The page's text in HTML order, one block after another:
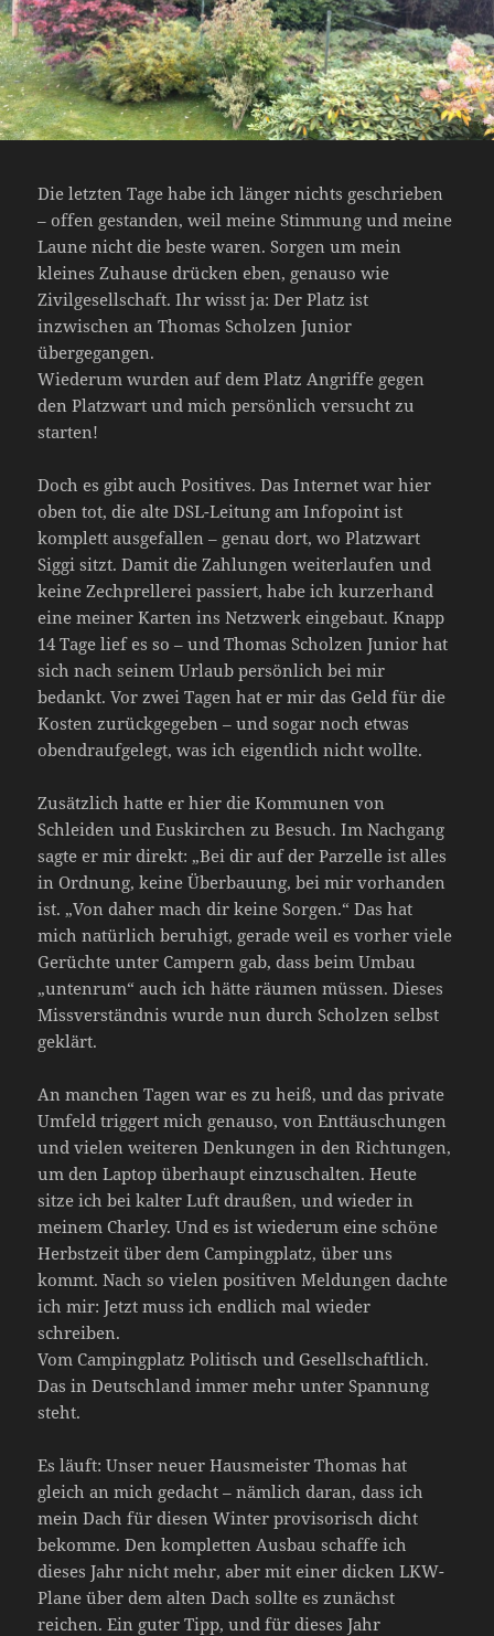
Die letzten Tage habe ich länger nichts geschrieben
– offen gestanden, weil meine Stimmung und meine
Laune nicht die beste waren. Sorgen um mein
kleines Zuhause drücken eben, genauso wie
Zivilgesellschaft. Ihr wisst ja: Der Platz ist
inzwischen an Thomas Scholzen Junior
übergegangen.
Wiederum wurden auf dem Platz Angriffe gegen
den Platzwart und mich persönlich versucht zu
starten!
Doch es gibt auch Positives. Das Internet war hier
oben tot, die alte DSL-Leitung am Infopoint ist
komplett ausgefallen – genau dort, wo Platzwart
Siggi sitzt. Damit die Zahlungen weiterlaufen und
keine Zechprellerei passiert, habe ich kurzerhand
eine meiner Karten ins Netzwerk eingebaut. Knapp
14 Tage lief es so – und Thomas Scholzen Junior hat
sich nach seinem Urlaub persönlich bei mir
bedankt. Vor zwei Tagen hat er mir das Geld für die
Kosten zurückgegeben – und sogar noch etwas
obendraufgelegt, was ich eigentlich nicht wollte.
Zusätzlich hatte er hier die Kommunen von
Schleiden und Euskirchen zu Besuch. Im Nachgang
sagte er mir direkt: „Bei dir auf der Parzelle ist alles
in Ordnung, keine Überbauung, bei mir vorhanden
ist. „Von daher mach dir keine Sorgen.“ Das hat
mich natürlich beruhigt, gerade weil es vorher viele
Gerüchte unter Campern gab, dass beim Umbau
„untenrum“ auch ich hätte räumen müssen. Dieses
Missverständnis wurde nun durch Scholzen selbst
geklärt.
An manchen Tagen war es zu heiß, und das private
Umfeld triggert mich genauso, von Enttäuschungen
und vielen weiteren Denkungen in den Richtungen,
um den Laptop überhaupt einzuschalten. Heute
sitze ich bei kalter Luft draußen, und wieder in
meinem Charley. Und es ist wiederum eine schöne
Herbstzeit über dem Campingplatz, über uns
kommt. Nach so vielen positiven Meldungen dachte
ich mir: Jetzt muss ich endlich mal wieder
schreiben.
Vom Campingplatz Politisch und Gesellschaftlich.
Das in Deutschland immer mehr unter Spannung
steht.
Es läuft: Unser neuer Hausmeister Thomas hat
gleich an mich gedacht – nämlich daran, dass ich
mein Dach für diesen Winter provisorisch dicht
bekomme. Den kompletten Ausbau schaffe ich
dieses Jahr nicht mehr, aber mit einer dicken LKW-
Plane über dem alten Dach sollte es zunächst
reichen. Ein guter Tipp, und für dieses Jahr